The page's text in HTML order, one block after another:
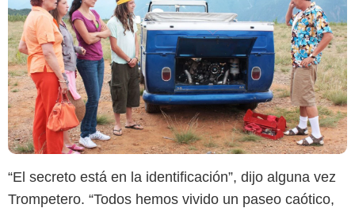
“El secreto está en la identificación”, dijo alguna vez
Trompetero. “Todos hemos vivido un paseo caótico,